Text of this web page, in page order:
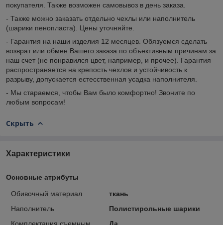
покупателя. Также возможен самовывоз в день заказа.
- Также можно заказать отдельно чехлы или наполнитель
(шарики пенопласта). Цены уточняйте.
- Гарантия на наши изделия 12 месяцев. Обязуемся сделать
возврат или обмен Вашего заказа по объективным причинам за
наш счет (не понравился цвет, например, и прочее). Гарантия
распространяется на крепость чехлов и устойчивость к
разрыву, допускается естесственная усадка наполнителя.
- Мы стараемся, чтобы Вам было комфортно! Звоните по
любым вопросам!
Скрыть
Характеристики
Основные атрибуты
Обивочный материал
ткань
Наполнитель
Полистирольные шарики
Комплектация съемным
Да